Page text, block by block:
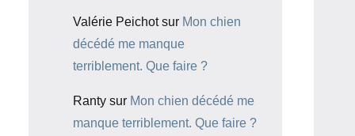
Valérie Peichotsur Mon chien
décédé me manque
terriblement. Que faire ?
Ranty sur Mon chien décédé me
manque terriblement. Que faire ?